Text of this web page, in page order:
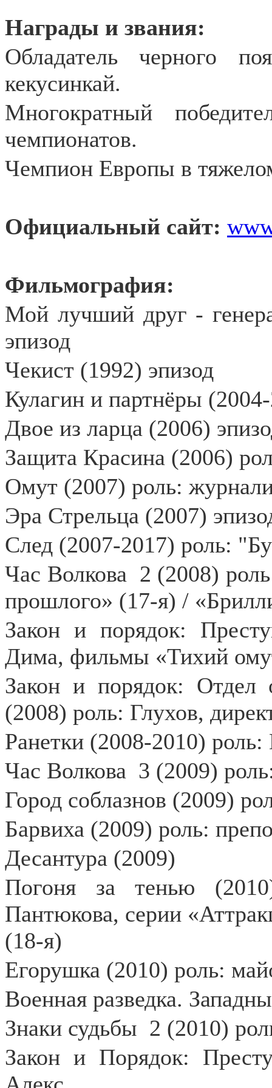
Награды и звания:
Обладатель черного
кекусинкай.
Многократный
чемпионатов.
Чемпион Европы в
Официальный сайт:
Фильмография:
Мой лучший друг -
эпизод
Чекист (1992) эпизод
Кулагин и партнёры
Двое из ларца (2006)
Защита Красина (2006)
Омут (2007) роль:
Эра Стрельца (2007)
След (2007-2017) роль:
Час Волкова 2 (2008)
прошлого» (17-я) /
Закон и порядок:
Дима, фильмы «Тихий
Закон и порядок: Отдел
(2008) роль: Глухов,
Ранетки (2008-2010)
Час Волкова 3 (2009)
Город соблазнов (2009)
Барвиха (2009) роль:
Десантура (2009)
Погоня за тенью
Пантюкова, серии
(18-я)
Егорушка (2010) роль:
Военная разведка.
Знаки судьбы 2 (2010)
Закон и Порядок: